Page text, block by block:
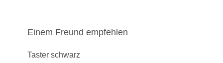
Einem Freund empfehlen
Taster schwarz